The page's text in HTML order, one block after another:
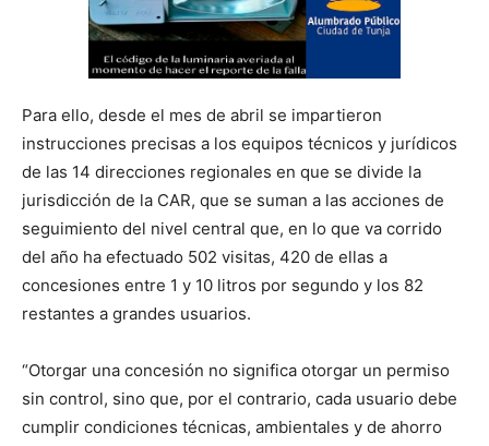
Para ello, desde el mes de abril se impartieron
instrucciones precisas a los equipos técnicos y jurídicos
de las 14 direcciones regionales en que se divide la
jurisdicción de la CAR, que se suman a las acciones de
seguimiento del nivel central que, en lo que va corrido
del año ha efectuado 502 visitas, 420 de ellas a
concesiones entre 1 y 10 litros por segundo y los 82
restantes a grandes usuarios.
“Otorgar una concesión no significa otorgar un permiso
sin control, sino que, por el contrario, cada usuario debe
cumplir condiciones técnicas, ambientales y de ahorro